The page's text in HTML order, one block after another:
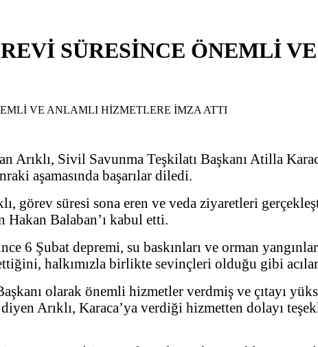
SÜRESİNCE ÖNEMLİ
Arıklı, Sivil Savunma Teşkilatı Başkanı Atilla
aşamasında başarılar diledi.
görev süresi sona eren ve veda ziyaretleri
Hakan Balaban’ı kabul etti.
6 Şubat depremi, su baskınları ve orman
halkımızla birlikte sevinçleri olduğu gibi
olarak önemli hizmetler verdmiş ve çıtayı
diyen Arıklı, Karaca’ya verdiği hizmetten dolayı